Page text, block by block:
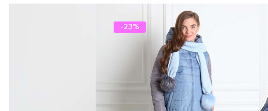
-23%